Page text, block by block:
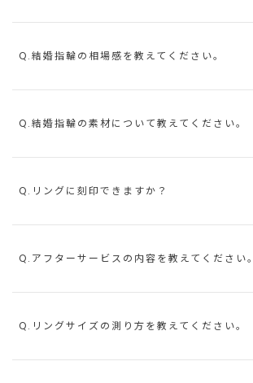
Q.結婚指輪の相場感を教えてください。
Q.結婚指輪の素材について教えてください。
Q.リングに刻印できますか？
Q.アフターサービスの内容を教えてください。
Q.リングサイズの測り方を教えてください。